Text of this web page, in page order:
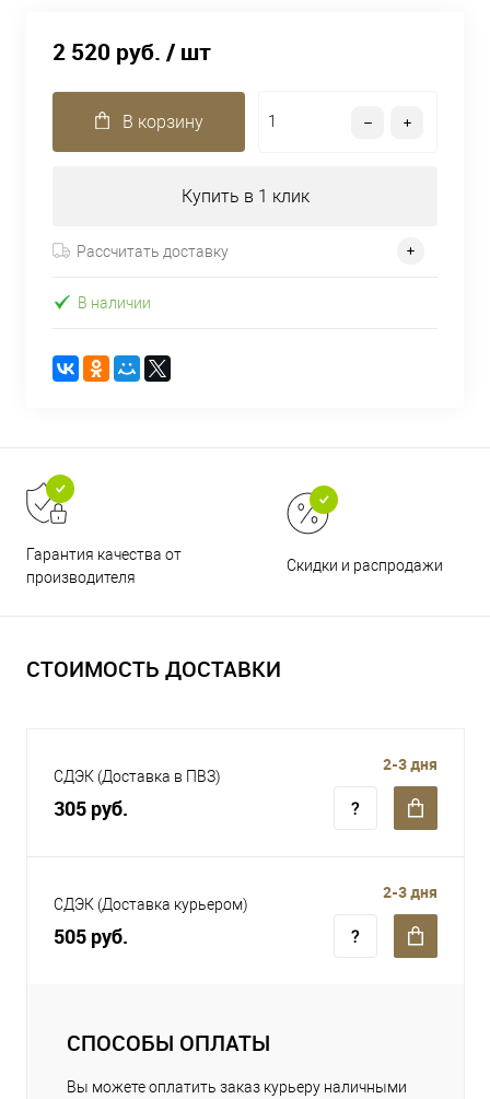
2 520 руб. / шт
В корзину
Купить в 1 клик
Рассчитать доставку
В наличии
Гарантия качества от
производителя
Скидки и распродажи
СТОИМОСТЬ ДОСТАВКИ
СДЭК (Доставка в ПВЗ)
305 руб.
2-3 дня
СДЭК (Доставка курьером)
505 руб.
2-3 дня
СПОСОБЫ ОПЛАТЫ
Вы можете оплатить заказ курьеру наличными